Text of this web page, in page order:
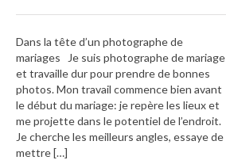
Dans la tête d’un photographe de
mariages Je suis photographe de mariage
et travaille dur pour prendre de bonnes
photos. Mon travail commence bien avant
le début du mariage: je repère les lieux et
me projette dans le potentiel de l’endroit.
Je cherche les meilleurs angles, essaye de
mettre […]